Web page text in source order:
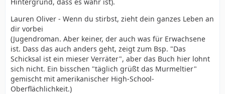
Lauren Oliver - Wenn du stirbst, zieht dein ganzes Leben an
dir vorbei
(Jugendroman. Aber keiner, der auch was für Erwachsene
ist. Dass das auch anders geht, zeigt zum Bsp. "Das
Schicksal ist ein mieser Verräter", aber das Buch hier lohnt
sich nicht. Ein bisschen "täglich grüßt das Murmeltier"
gemischt mit amerikanischer High-School-
Oberflächlichkeit.)